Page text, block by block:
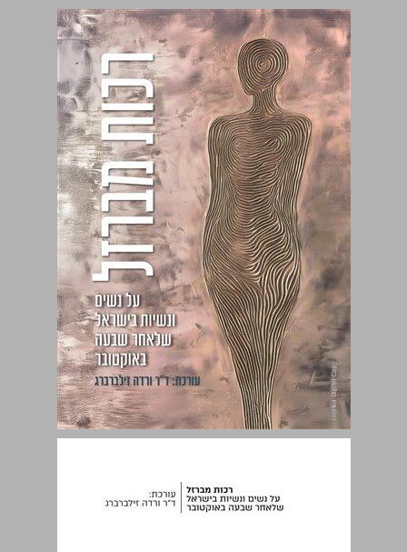
רכות מברזל: על נשים ונשיות בישראל שלאחר שבעה באוקטובר ... 0